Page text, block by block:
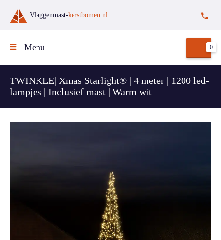
Vlaggenmast-kerstbomen.nl
Menu 0
TWINKLE| Xmas Starlight® | 4 meter | 1200 led-
lampjes | Inclusief mast | Warm wit